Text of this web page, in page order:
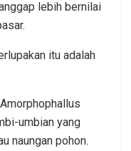
lebih bernilai
itu adalah
umbian yang
naungan pohon.